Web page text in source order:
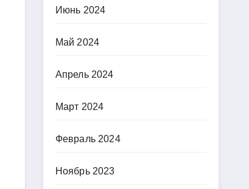
Июнь 2024
Май 2024
Апрель 2024
Март 2024
Февраль 2024
Ноябрь 2023